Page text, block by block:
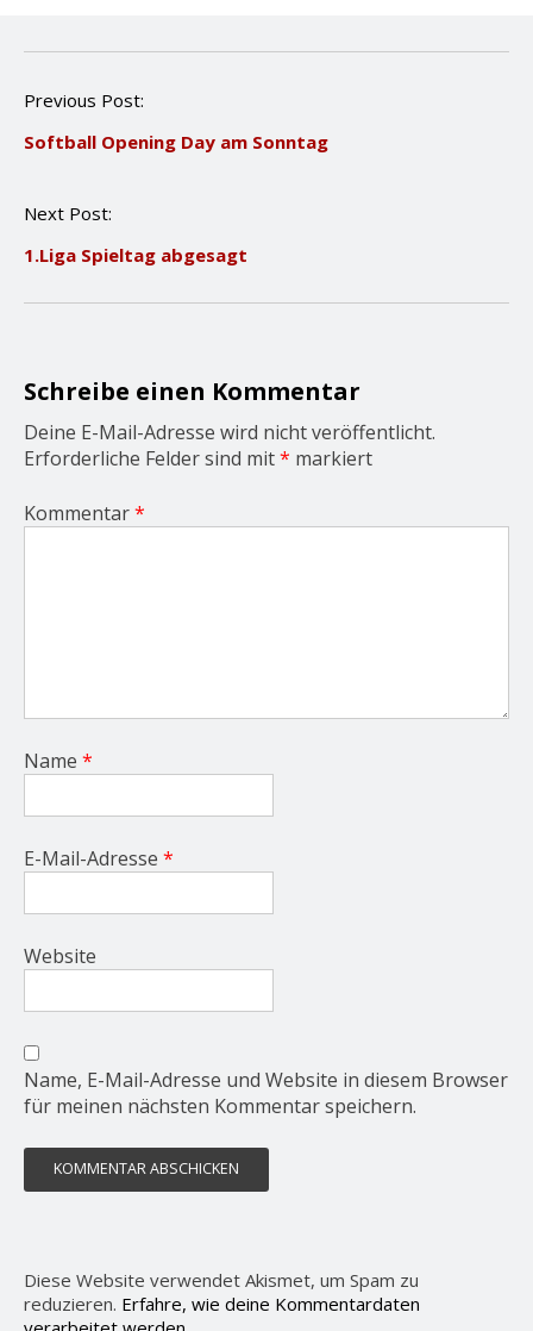
P
s
a
o
n
Previous Post:
Softball Opening Day am Sonntag
Next Post:
1.Liga Spieltag abgesagt
Schreibe einen Kommentar
Deine E-Mail-Adresse wird nicht veröffentlicht.
Erforderliche Felder sind mit* markiert
Kommentar*
Name *
E-Mail-Adresse *
Website
Name, E-Mail-Adresse und Website in diesem Browser
für meinen nächsten Kommentar speichern.
Diese Website verwendet Akismet, um Spam zu
reduzieren. Erfahre, wie deine Kommentardaten